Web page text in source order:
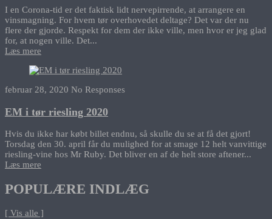
I en Corona-tid er det faktisk lidt nervepirrende, at arrangere en
vinsmagning. For hvem tør overhovedet deltage? Det var der nu
flere der gjorde. Respekt for dem der ikke ville, men hvor er jeg glad
for, at nogen ville. Det...
Læs mere
februar 28, 2020 No Responses
EM i tør riesling 2020
Hvis du ikke har købt billet endnu, så skulle du se at få det gjort!
Torsdag den 30. april får du mulighed for at smage 12 helt vanvittige
riesling-vine hos Mr Ruby. Det bliver en af de helt store aftener...
Læs mere
POPULÆRE INDLÆG
[ Vis alle ]